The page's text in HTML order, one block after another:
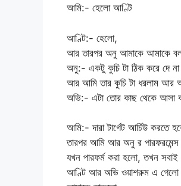
আমি:- হেলো আণ্টি
আণ্টি:- হেলো,
আর তারপর অনু আমাকে আমাকে
অনু:- একটু কুচি টা ঠিক করে দে না
আর আমি তার কুচি টা ধরলাম আর
অভি:- এটা তোর কাছ থেকে
আমি:- দারা টার্গেট আর্চিউ করতে
তারপর আমি আর অনু র
যখন পারফর্ম করা হলো, তখন
আণ্টি আর অভি ওয়াশরুম এ গেলো